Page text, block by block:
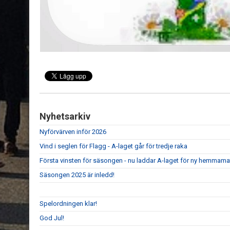
Nyhetsarkiv
Nyförvärven inför 2026
Vind i seglen för Flagg - A-laget går för tredje raka
Första vinsten för säsongen - nu laddar A-laget för ny
Säsongen 2025 är inledd!
Spelordningen klar!
God Jul!